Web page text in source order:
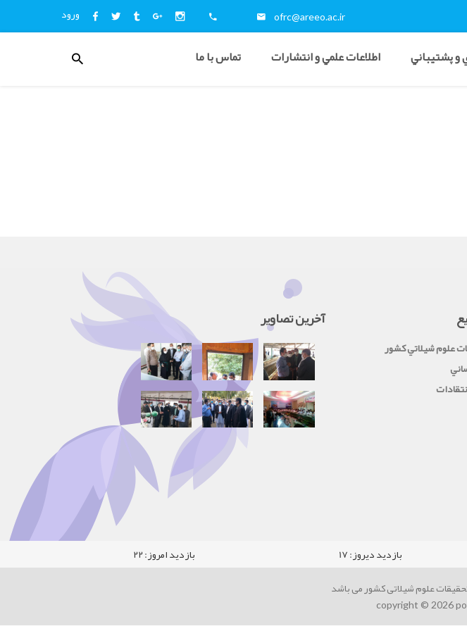
ورود ofrc@areeo.ac.ir
منوی
کاربری
و پشتيباني اطلاعات علمي و انتشارات تماس با ما
علوم شيلاتي کشور
آخرین تصاویر
بازدید امروز:22 بازدید دیروز:17
علوم شیلاتی کشور می باشد
copyright © 2026